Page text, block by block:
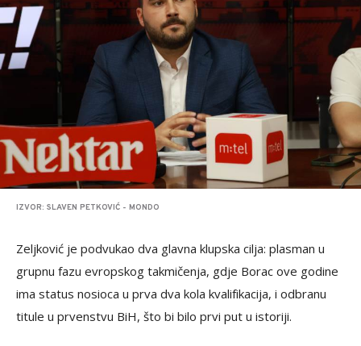
IZVOR: SLAVEN PETKOVIĆ - MONDO
Zeljković je podvukao dva glavna klupska cilja: plasman u
grupnu fazu evropskog takmičenja, gdje Borac ove godine
ima status nosioca u prva dva kola kvalifikacija, i odbranu
titule u prvenstvu BiH, što bi bilo prvi put u istoriji.